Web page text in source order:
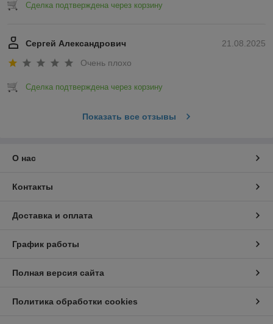
Сделка подтверждена через корзину
21.08.2025
Сергей Александрович
Очень плохо
Сделка подтверждена через корзину
Показать все отзывы
О нас
Контакты
Доставка и оплата
График работы
Полная версия сайта
Политика обработки cookies